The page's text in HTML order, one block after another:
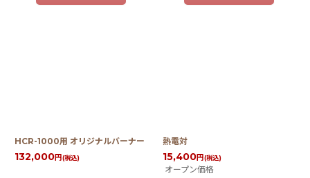
HCR-1000用 オリジナルバーナー
132,000円(税込)
熱電対
15,400円(税込)
オープン価格